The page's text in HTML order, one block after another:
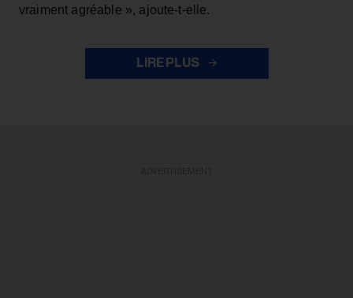
vraiment agréable », ajoute-t-elle.
LIRE PLUS